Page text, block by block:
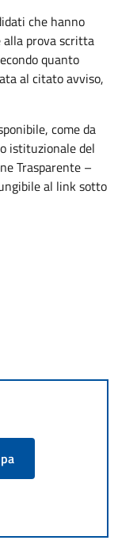
che hanno
prova scritta
quanto
al citato avviso,
come da
istituzionale del
Trasparente –
al link sotto